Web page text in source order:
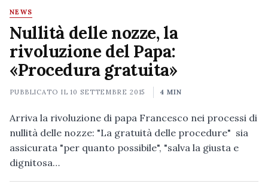
NEWS
Nullità delle nozze, la
rivoluzione del Papa:
«Procedura gratuita»
PUBBLICATO IL10 SETTEMBRE 2015 4 MIN
Arriva la rivoluzione di papa Francesco nei processi di
nullità delle nozze: "La gratuità delle procedure" sia
assicurata "per quanto possibile", "salva la giusta e
dignitosa…